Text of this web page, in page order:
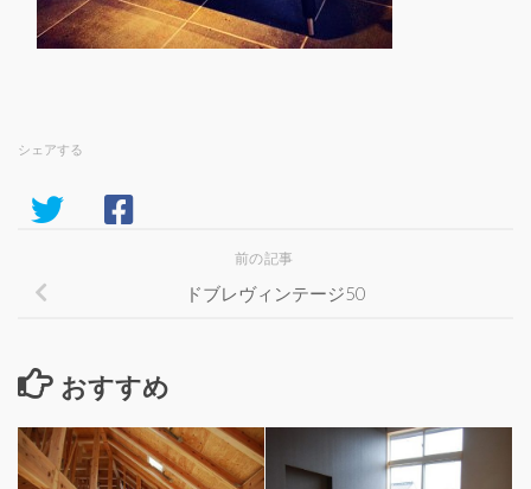
シェアする
前の記事
ドブレヴィンテージ50
おすすめ